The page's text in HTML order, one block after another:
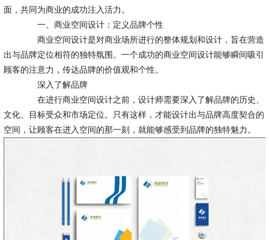
面，共同为商业的成功注入活力。
一、商业空间设计：定义品牌个性
商业空间设计是对商业场所进行的整体规划和设计，旨在营造
出与品牌定位相符的独特氛围。一个成功的商业空间设计能够瞬间吸引
顾客的注意力，传达品牌的价值观和个性。
深入了解品牌
在进行商业空间设计之前，设计师需要深入了解品牌的历史、
文化、目标受众和市场定位。只有这样，才能设计出与品牌高度契合的
空间，让顾客在进入空间的那一刻，就能够感受到品牌的独特魅力。